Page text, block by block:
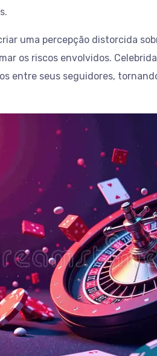
uma percepção distorcida
os riscos envolvidos.
entre seus seguidores,